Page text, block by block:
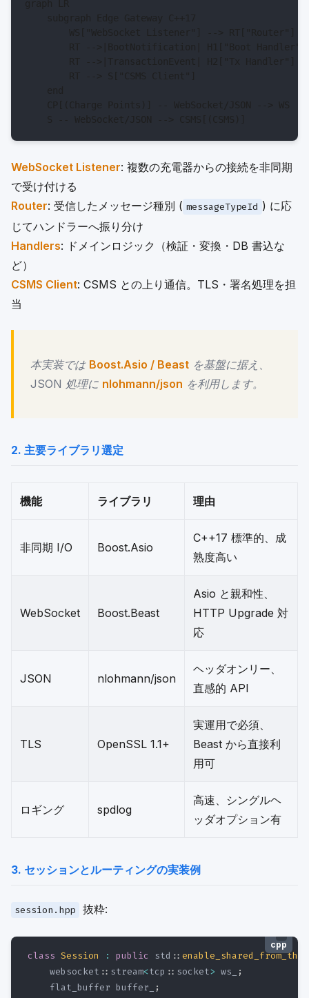
WebSocket Listener: 複数の充電器からの接続を非同期
で受け付ける
Router: 受信したメッセージ種別 ( messageTypeId ) に応
じてハンドラーへ振り分け
Handlers: ドメインロジック（検証・変換・DB 書込な
ど）
CSMS Client: CSMS との上り通信。TLS・署名処理を担
当
本実装では Boost.Asio / Beast を基盤に据え、
JSON 処理に nlohmann/json を利用します。
2. 主要ライブラリ選定
機能 ライブラリ 理由
非同期 I/O Boost.Asio
C++17 標準的、成
熟度高い
WebSocket Boost.Beast
Asio と親和性、
HTTP Upgrade 対
応
JSON nlohmann/json
ヘッダオンリー、
直感的 API
TLS OpenSSL 1.1+
実運用で必須、
Beast から直接利
用可
ロギング spdlog
高速、シングルヘ
ッダオプション有
3. セッションとルーティングの実装例
session.hpp 抜粋:
cpp
class Session : public std :: enable_shared_from_this
    websocket
:: stream<tcp :: socket> ws_
;
    flat_buffer buffer_
;